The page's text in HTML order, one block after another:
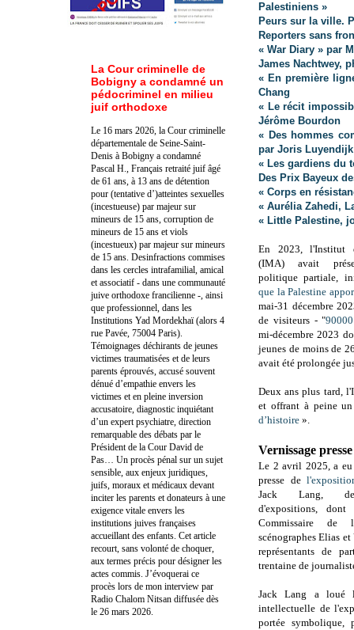
Palestiniens »
Peurs sur la ville.
Reporters sans
« War Diary » par
James Nachtwey,
« En première
Chang
« Le récit
Jérôme Bourdon
« Des hommes
par Joris Luyendijk
« Les gardiens du
Des Prix Bayeux
« Corps en
« Aurélia Zahedi,
« Little Palestine,
En 2023, l'Institut
(IMA) avait
politique partiale,
que la Palestine
mai-31 décembre
de visiteurs - "90000
mi-décembre 2023
jeunes de moins de
avait été prolongée
Deux ans plus tard,
et offrant à peine
d’histoire ».
Vernissage presse
Le 2 avril 2025, a
presse de
Jack Lang, de
d'expositions,
Commissaire de
scénographes Elias et
représentants de
trentaine de
Jack Lang a loué
intellectuelle de
portée
La Cour criminelle de
Bobigny a condamné un
pédocriminel en milieu
juif orthodoxe
Le 16 mars 2026, la Cour criminelle
départementale de Seine-Saint-
Denis à Bobigny a condamné
Pascal H., Français retraité juif âgé
de 61 ans, à 13 ans de détention
pour (tentative d’)atteintes sexuelles
(incestueuse) par majeur sur
mineurs de 15 ans, corruption de
mineurs de 15 ans et viols
(incestueux) par majeur sur mineurs
de 15 ans. Desinfractions commises
dans les cercles intrafamilial, amical
et associatif - dans une communauté
juive orthodoxe francilienne -, ainsi
que professionnel, dans les
Institutions Yad Mordekhaï (alors 4
rue Pavée, 75004 Paris).
Témoignages déchirants de jeunes
victimes traumatisées et de leurs
parents éprouvés, accusé souvent
dénué d’empathie envers les
victimes et en pleine inversion
accusatoire, diagnostic inquiétant
d’un expert psychiatre, direction
remarquable des débats par le
Président de la Cour David de
Pas… Un procès pénal sur un sujet
sensible, aux enjeux juridiques,
juifs, moraux et médicaux devant
inciter les parents et donateurs à une
exigence vitale envers les
institutions juives françaises
accueillant des enfants. Cet article
recourt, sans volonté de choquer,
aux termes précis pour désigner les
actes commis. J’évoquerai ce
procès lors de mon interview par
Radio Chalom Nitsan diffusée dès
le 26 mars 2026.